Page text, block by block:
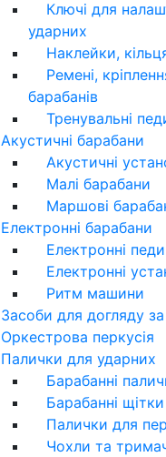
Ключі для
ударних
Наклейки,
Ремені,
барабанів
Тренувальні
Акустичні барабани
Акустичні
Малі барабани
Маршові
Електронні барабани
Електронні педи
Електронні
Ритм машини
Засоби для догляду
Оркестрова перкусія
Палички для ударних
Барабанні
Барабанні щітки
Палички для
Чохли та